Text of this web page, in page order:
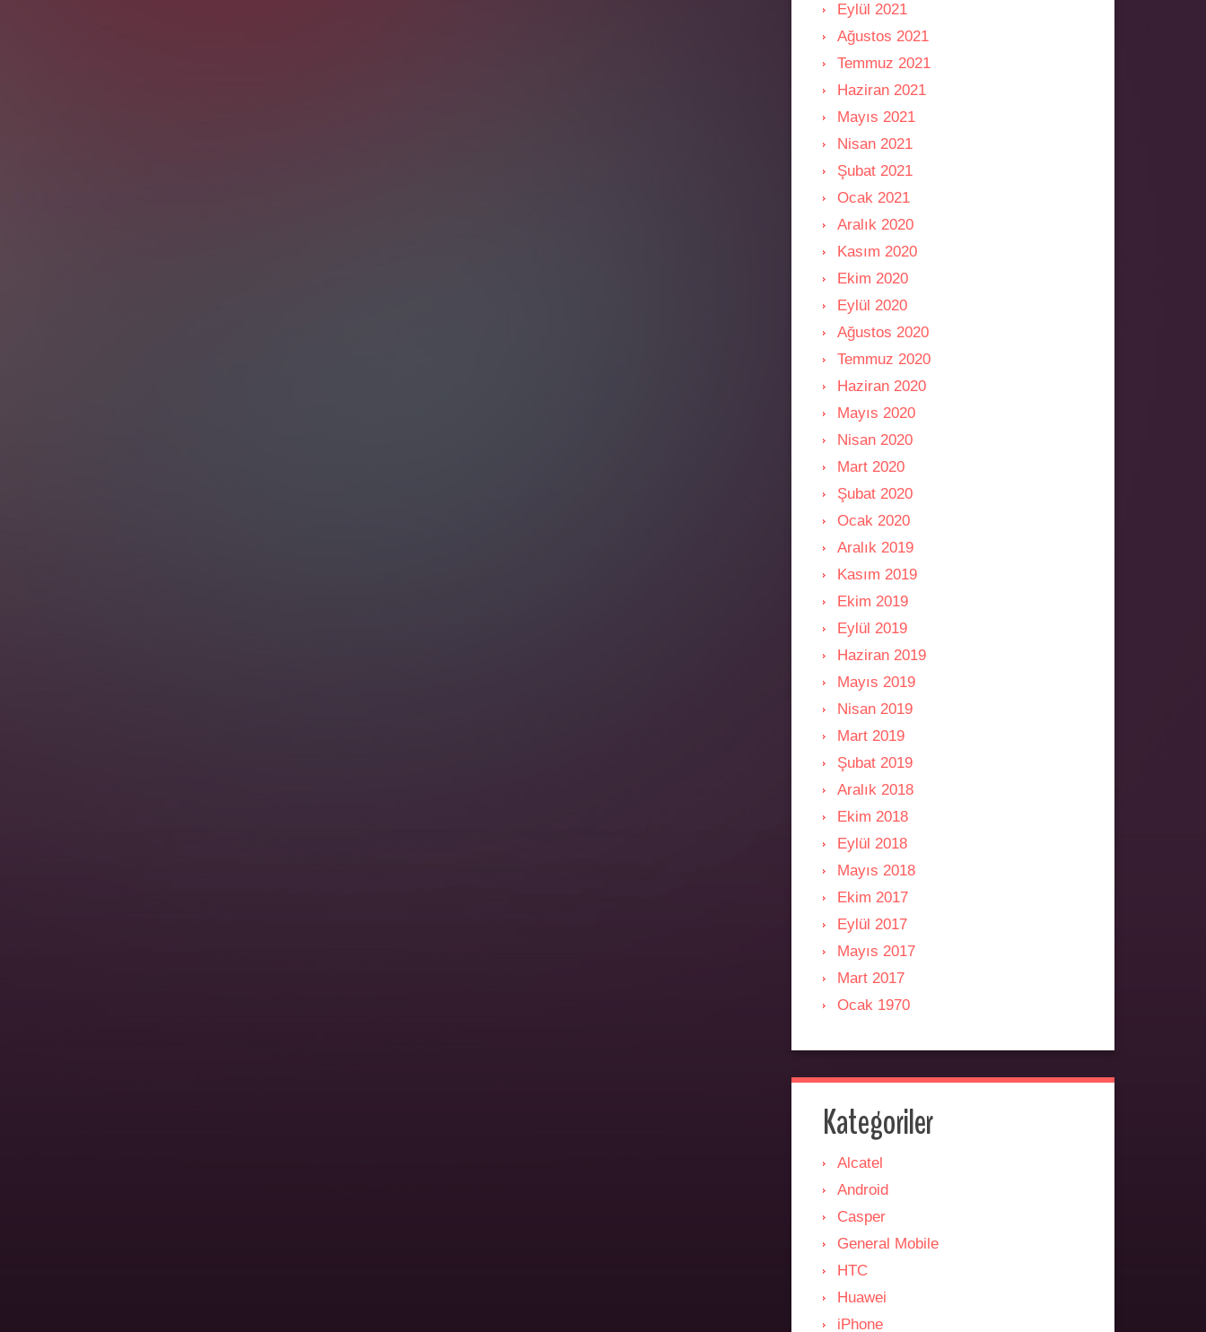
Eylül 2021
Ağustos 2021
Temmuz 2021
Haziran 2021
Mayıs 2021
Nisan 2021
Şubat 2021
Ocak 2021
Aralık 2020
Kasım 2020
Ekim 2020
Eylül 2020
Ağustos 2020
Temmuz 2020
Haziran 2020
Mayıs 2020
Nisan 2020
Mart 2020
Şubat 2020
Ocak 2020
Aralık 2019
Kasım 2019
Ekim 2019
Eylül 2019
Haziran 2019
Mayıs 2019
Nisan 2019
Mart 2019
Şubat 2019
Aralık 2018
Ekim 2018
Eylül 2018
Mayıs 2018
Ekim 2017
Eylül 2017
Mayıs 2017
Mart 2017
Ocak 1970
Kategoriler
Alcatel
Android
Casper
General Mobile
HTC
Huawei
iPhone